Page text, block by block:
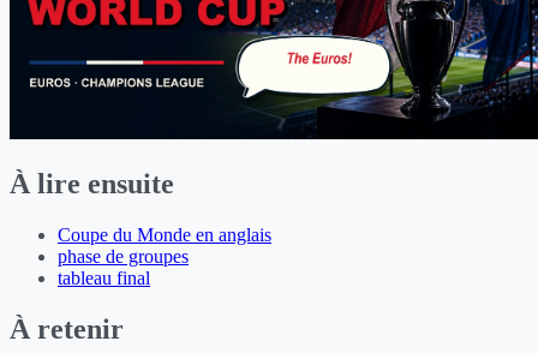
À lire ensuite
Coupe du Monde en anglais
phase de groupes
tableau final
À retenir